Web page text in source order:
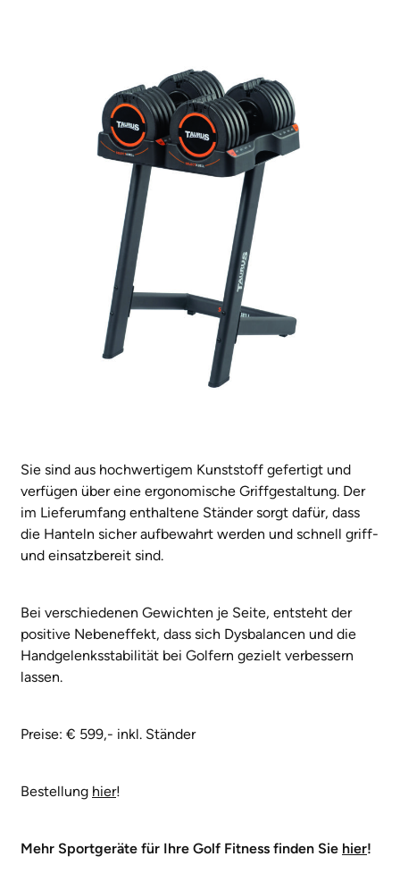
Sie sind aus hochwertigem Kunststoff gefertigt und
verfügen über eine ergonomische Griffgestaltung. Der
im Lieferumfang enthaltene Ständer sorgt dafür, dass
die Hanteln sicher aufbewahrt werden und schnell griff-
und einsatzbereit sind.
Bei verschiedenen Gewichten je Seite, entsteht der
positive Nebeneffekt, dass sich Dysbalancen und die
Handgelenksstabilität bei Golfern gezielt verbessern
lassen.
Preise: € 599,- inkl. Ständer
Bestellung hier!
Mehr Sportgeräte für Ihre Golf Fitness finden Sie hier!